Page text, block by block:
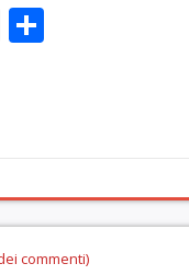
Email
commenti)